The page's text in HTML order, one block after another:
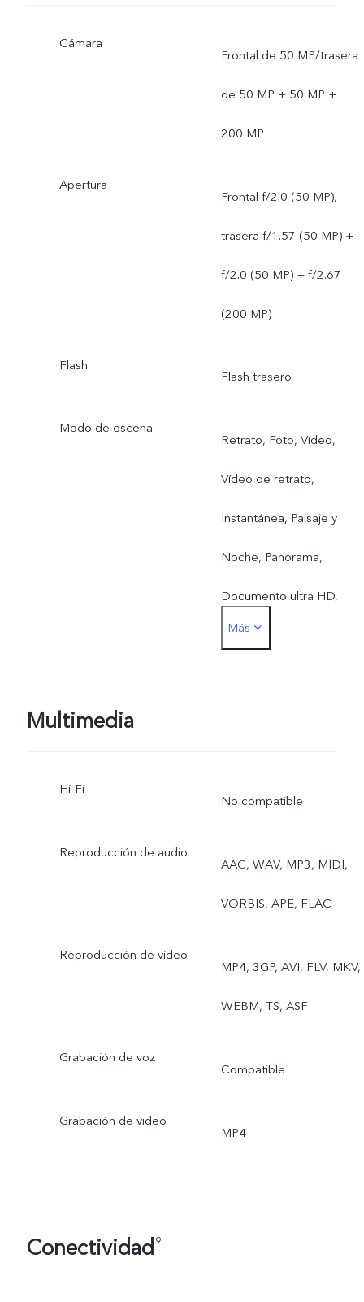
Cámara
Frontal de 50 MP/trasera
de 50 MP + 50 MP +
200 MP
Apertura
Frontal f/2.0 (50 MP),
trasera f/1.57 (50 MP) +
f/2.0 (50 MP) + f/2.67
(200 MP)
Flash
Flash trasero
Modo de escena
Retrato, Foto, Vídeo,
Vídeo de retrato,
Instantánea, Paisaje y
Noche, Panorama,
Documento ultra HD,
Cámara lenta, Escenario,
Más
Multimedia
Hi-Fi
No compatible
Reproducción de audio
AAC, WAV, MP3, MIDI,
VORBIS, APE, FLAC
Reproducción de vídeo
MP4, 3GP, AVI, FLV, MKV,
WEBM, TS, ASF
Grabación de voz
Compatible
Grabación de video
MP4
Conectividad9